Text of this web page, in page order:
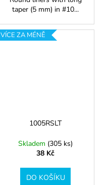
taper (5 mm) in #10...
VÍCE ZA MÉNĚ
1005RSLT
Skladem (305 ks)
38 Kč
DO KOŠÍKU